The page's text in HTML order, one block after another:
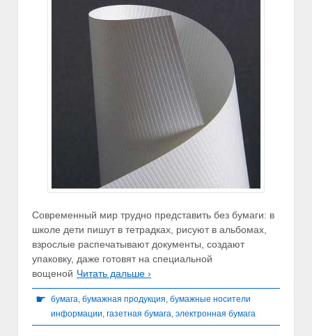
Современный мир трудно представить без бумаги: в
школе дети пишут в тетрадках, рисуют в альбомах,
взрослые распечатывают документы, создают
упаковку, даже готовят на специальной
вощеной Читать дальше ›
☛ бумага, бумажная продукция, бумажные носители
информации, газетная бумага, электронная бумага